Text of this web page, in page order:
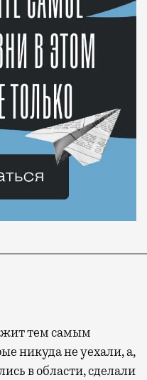
тем самым
никуда не уехали, а,
в области, сделали